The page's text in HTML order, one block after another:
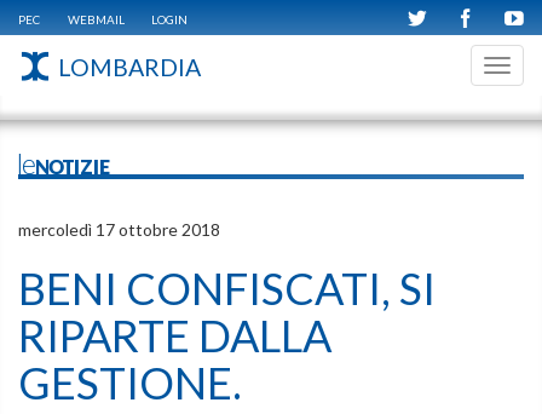
PEC WEBMAIL LOGIN
LOMBARDIA
leNOTIZIE
mercoledì 17 ottobre 2018
BENI CONFISCATI, SI
RIPARTE DALLA
GESTIONE.